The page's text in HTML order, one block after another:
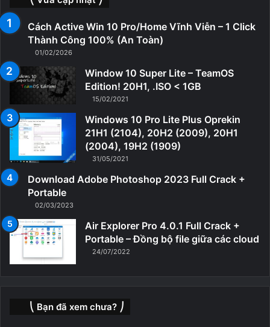
Cách Active Win 10 Pro/Home Vĩnh Viễn – 1 Click
Thành Công 100% (An Toàn)
01/02/2026
Window 10 Super Lite – TeamOS
Edition! 20H1, .ISO < 1GB
15/02/2021
Windows 10 Pro Lite Plus Oprekin
21H1 (2104), 20H2 (2009), 20H1
(2004), 19H2 (1909)
31/05/2021
Download Adobe Photoshop 2023 Full Crack +
Portable
02/03/2023
Air Explorer Pro 4.0.1 Full Crack +
Portable – Đồng bộ file giữa các cloud
24/07/2022
⎝ Bạn đã xem chưa? ⎠